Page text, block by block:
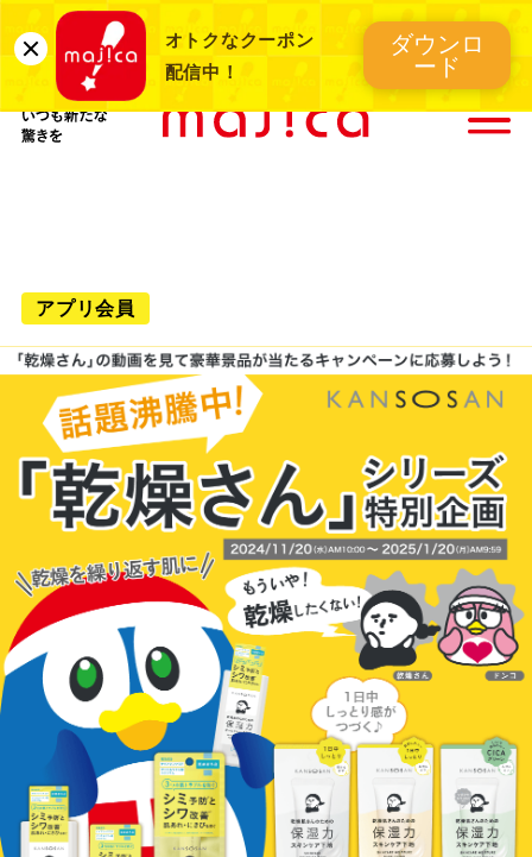
オトクなクーポン
配信中！
ダウンロ
ード
ショッピングにいつも新たな驚きを
お得な電子マネー
majica
UCSカード
majica
アプリ会員